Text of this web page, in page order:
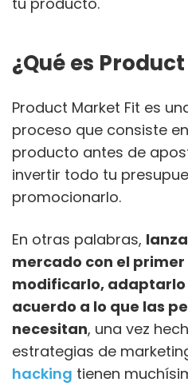
¿Qué es
Product Market Fit es
proceso que consiste
producto antes de
invertir todo tu
promocionarlo.
En otras palabras,
mercado con el
modificarlo, adaptarlo
acuerdo a lo que las
necesitan, una vez
estrategias de
hacking tienen